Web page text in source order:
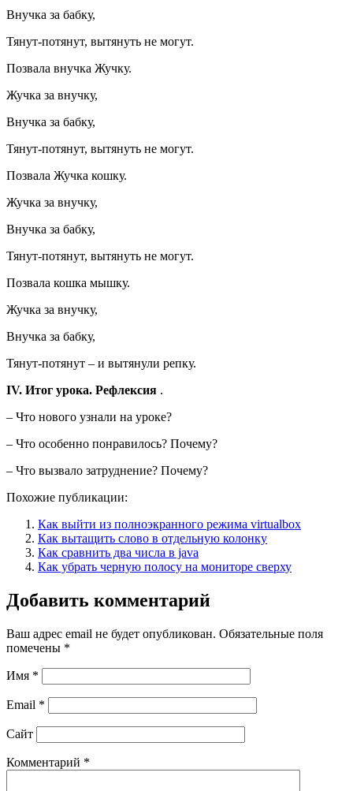
Внучка за бабку,
Тянут-потянут, вытянуть не могут.
Позвала внучка Жучку.
Жучка за внучку,
Внучка за бабку,
Тянут-потянут, вытянуть не могут.
Позвала Жучка кошку.
Жучка за внучку,
Внучка за бабку,
Тянут-потянут, вытянуть не могут.
Позвала кошка мышку.
Жучка за внучку,
Внучка за бабку,
Тянут-потянут – и вытянули репку.
IV. Итог урока. Рефлексия .
– Что нового узнали на уроке?
– Что особенно понравилось? Почему?
– Что вызвало затруднение? Почему?
Похожие публикации:
Как выйти из полноэкранного режима virtualbox
Как вытащить слово в отдельную колонку
Как сравнить два числа в java
Как убрать черную полосу на мониторе сверху
Добавить комментарий
Ваш адрес email не будет опубликован. Обязательные поля
помечены *
Имя *
Email *
Сайт
Комментарий *